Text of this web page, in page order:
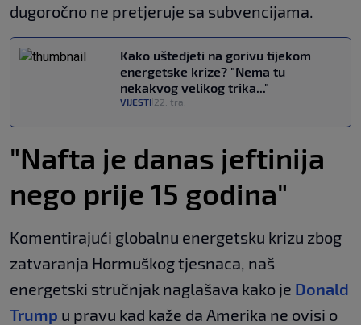
dugoročno ne pretjeruje sa subvencijama.
Kako uštedjeti na gorivu tijekom
energetske krize? "Nema tu
nekakvog velikog trika..."
VIJESTI 22. tra.
"Nafta je danas jeftinija
nego prije 15 godina"
Komentirajući globalnu energetsku krizu zbog
zatvaranja Hormuškog tjesnaca, naš
energetski stručnjak naglašava kako je Donald
Trump u pravu kad kaže da Amerika ne ovisi o